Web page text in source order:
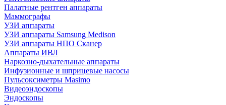
Палатные рентген аппараты
Маммографы
УЗИ аппараты
УЗИ аппараты Samsung Medison
УЗИ аппараты НПО Сканер
Аппараты ИВЛ
Наркозно-дыхательные аппараты
Инфузионные и шприцевые насосы
Пульсоксиметры Masimo
Видеоэндоскопы
Эндоскопы